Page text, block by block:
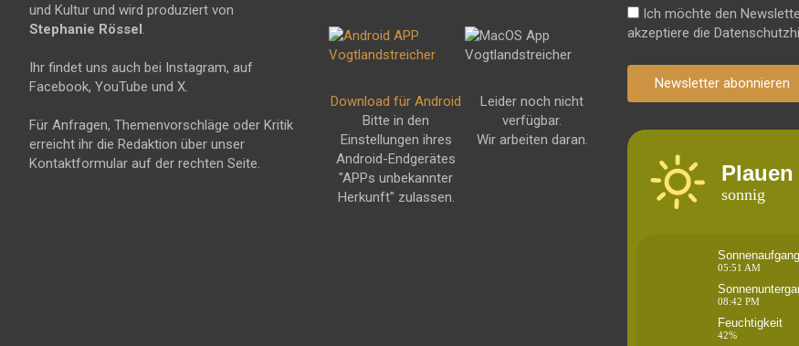
und Kultur und wird produziert von
Stephanie Rössel
Ihr findet uns auch bei Instagram, auf
Facebook, YouTube und X.
Für Anfragen, Themenvorschläge oder Kritik
erreicht ihr die Redaktion über unser
Kontaktformular auf der rechten Seite.
Download für Android
Bitte in den
Einstellungen ihres
Android-Endgerätes
"APPs unbekannter
Herkunft" zulassen.
Leider noch nicht
verfügbar.
Wir arbeiten daran.
Ich möchte den
akzeptiere die
Newsletter abonnieren
Plauen
sonnig
Sonnenaufgang
05:51 AM
08:42 PM
Feuchtigkeit
42%